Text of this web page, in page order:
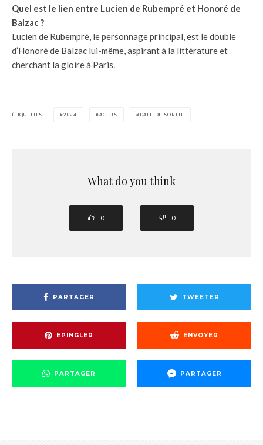
Quel est le lien entre Lucien de Rubempré et Honoré de
Balzac ?
Lucien de Rubempré, le personnage principal, est le double
d’Honoré de Balzac lui-même, aspirant à la littérature et
cherchant la gloire à Paris.
ÉTIQUETTES 2024 ACTUS DATE DE SORTIE
What do you think
0 0
PARTAGER TWEETER
EPINGLER ENVOYER
PARTAGER PARTAGER